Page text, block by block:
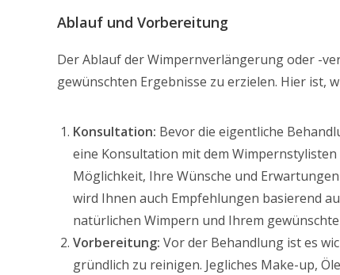
Ablauf und Vorbereitung
Der Ablauf der Wimpernverlängerung oder -
gewünschten Ergebnisse zu erzielen. Hier ist,
Konsultation: Bevor die eigentliche
eine Konsultation mit dem Wimpernstylisten
Möglichkeit, Ihre Wünsche und
wird Ihnen auch Empfehlungen basierend
natürlichen Wimpern und Ihrem
Vorbereitung: Vor der Behandlung ist es
gründlich zu reinigen. Jegliches Make-up,